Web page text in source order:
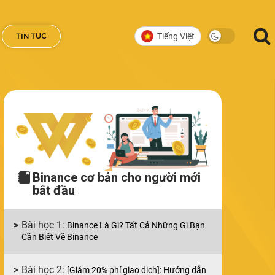
TIN TUC Tiếng Việt
Binance cơ bản cho người mới
bắt đầu
Binance Là Gì? Tất Cả Những Gì Bạn
Cần Biết Về Binance
[Giảm 20% phí giao dịch]: Hướng dẫn